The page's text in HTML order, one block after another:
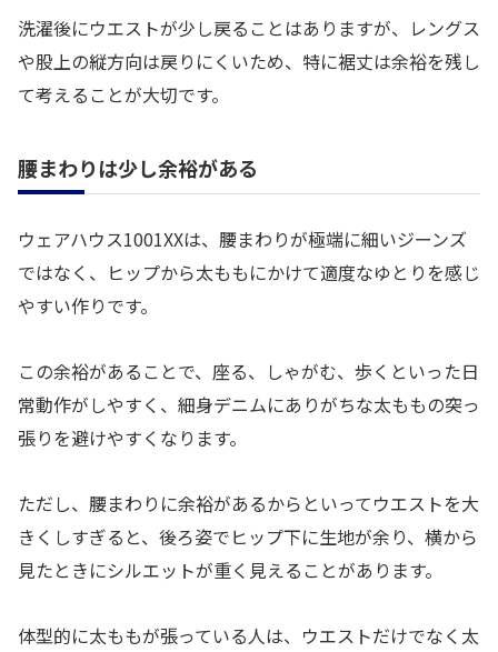
洗濯後にウエストが少し戻ることはありますが、レングス
や股上の縦方向は戻りにくいため、特に裾丈は余裕を残し
て考えることが大切です。
腰まわりは少し余裕がある
ウェアハウス1001XXは、腰まわりが極端に細いジーンズ
ではなく、ヒップから太ももにかけて適度なゆとりを感じ
やすい作りです。
この余裕があることで、座る、しゃがむ、歩くといった日
常動作がしやすく、細身デニムにありがちな太ももの突っ
張りを避けやすくなります。
ただし、腰まわりに余裕があるからといってウエストを大
きくしすぎると、後ろ姿でヒップ下に生地が余り、横から
見たときにシルエットが重く見えることがあります。
体型的に太ももが張っている人は、ウエストだけでなく太